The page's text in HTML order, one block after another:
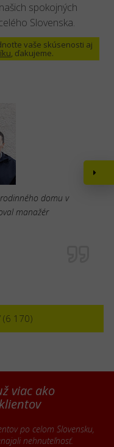
spokojných
Slovenska.
vaše skúsenosti aj
, ďakujeme.
domu v
manažér
(6 170)
viac ako
po celom Slovensku,
nehnuteľnosť.